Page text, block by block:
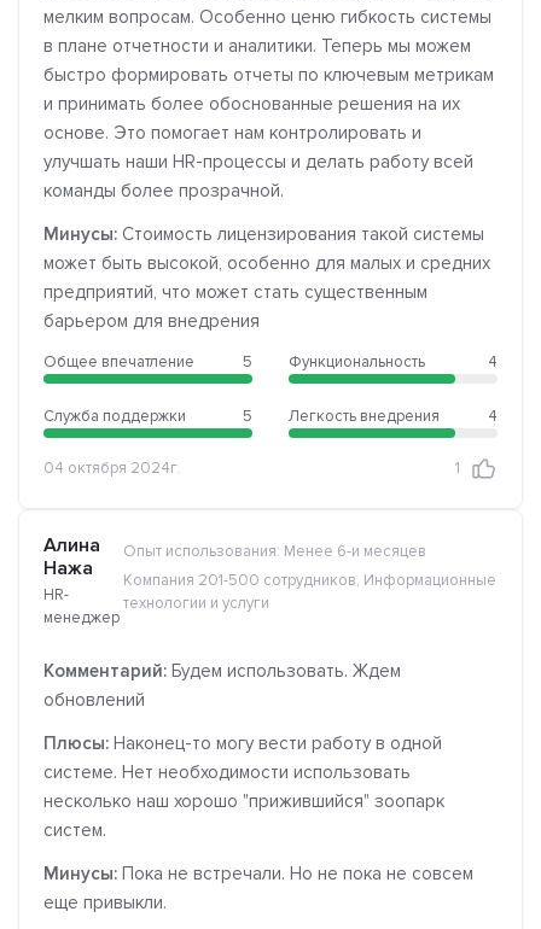
мелким вопросам. Особенно ценю гибкость системы
в плане отчетности и аналитики. Теперь мы можем
быстро формировать отчеты по ключевым метрикам
и принимать более обоснованные решения на их
основе. Это помогает нам контролировать и
улучшать наши HR-процессы и делать работу всей
команды более прозрачной.
Минусы: Стоимость лицензирования такой системы
может быть высокой, особенно для малых и средних
предприятий, что может стать существенным
барьером для внедрения
Общее впечатление 5
Служба поддержки 5
Функциональность 4
Легкость внедрения 4
04 октября 2024г. 1
Алина
Нажа
HR-
менеджер
Опыт использования: Менее 6-и месяцев
Компания 201-500 сотрудников, Информационные
технологии и услуги
Комментарий: Будем использовать. Ждем
обновлений
Плюсы: Наконец-то могу вести работу в одной
системе. Нет необходимости использовать
несколько наш хорошо "прижившийся" зоопарк
систем.
Минусы: Пока не встречали. Но не пока не совсем
еще привыкли.